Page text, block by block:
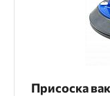
Присоска